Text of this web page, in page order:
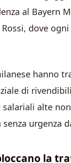
al Bayern
dove
hanno
di
salariali alte
urgenza
la